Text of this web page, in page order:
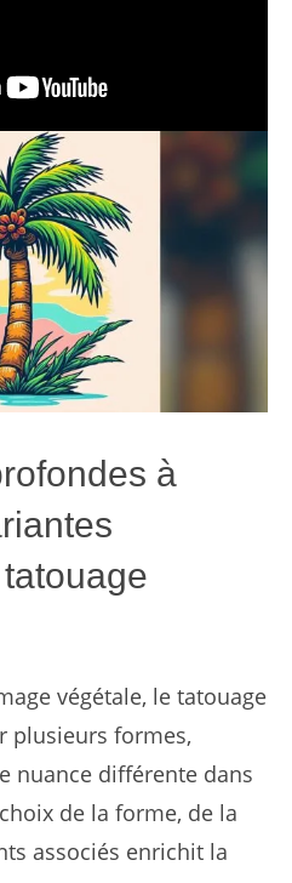
à
végétale, le tatouage
plusieurs formes,
nuance différente dans
de la forme, de la
associés enrichit la